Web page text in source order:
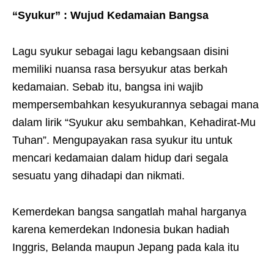
“Syukur” : Wujud Kedamaian Bangsa
Lagu syukur sebagai lagu kebangsaan disini
memiliki nuansa rasa bersyukur atas berkah
kedamaian. Sebab itu, bangsa ini wajib
mempersembahkan kesyukurannya sebagai mana
dalam lirik “Syukur aku sembahkan, Kehadirat-Mu
Tuhan”. Mengupayakan rasa syukur itu untuk
mencari kedamaian dalam hidup dari segala
sesuatu yang dihadapi dan nikmati.
Kemerdekan bangsa sangatlah mahal harganya
karena kemerdekan Indonesia bukan hadiah
Inggris, Belanda maupun Jepang pada kala itu